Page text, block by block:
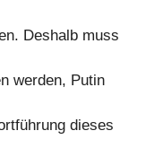
Deshalb muss
werden, Putin
dieses